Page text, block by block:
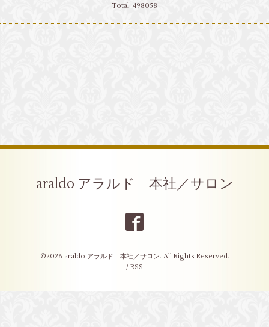
Total: 498058
araldo アラルド 本社／サロン
©2026 araldo アラルド 本社／サロン. All Rights Reserved.
/ RSS